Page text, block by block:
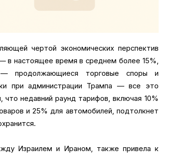
чертой экономических перспектив
настоящее время в среднем более 15%,
продолжающиеся торговые споры и
при администрации Трампа — все это
недавний раунд тарифов, включая 10%
и 25% для автомобилей, подтолкнет
Израилем и Ираном, также привела к